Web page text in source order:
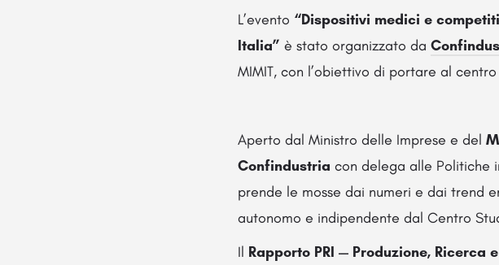
L’evento “Dispositivi medici e
Italia” è stato organizzato da
MIMIT, con l’obiettivo di portare al
Aperto dal Ministro delle Imprese e del
Confindustria con delega alle Politiche
prende le mosse dai numeri e dai trend
autonomo e indipendente dal Centro
Il Rapporto PRI — Produzione, Ricerca